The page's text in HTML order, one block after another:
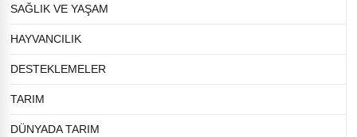
SAĞLIK VE YAŞAM
HAYVANCILIK
DESTEKLEMELER
TARIM
DÜNYADA TARIM